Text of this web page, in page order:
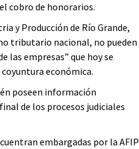
cobro de honorarios.
y Producción de Río Grande,
tributario nacional, no pueden
las empresas” que hoy se
económica.
poseen información
de los procesos judiciales
embargadas por la AFIP